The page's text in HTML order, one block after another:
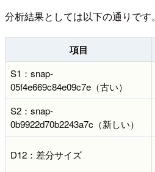
分析結果としては以下の通りです。
項目
S1：snap-
05f4e669c84e09c7e（古い）
S2：snap-
0b9922d70b2243a7c（新しい）
D12：差分サイズ